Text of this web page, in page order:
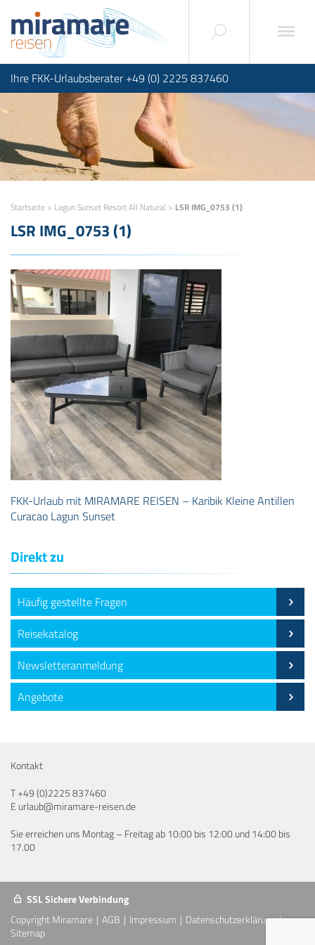
Ihre FKK-Urlaubsberater +49 (0) 2225 837460
Startseite > Lagun Sunset Resort All Natural > LSR IMG_0753 (1)
LSR IMG_0753 (1)
FKK-Urlaub mit MIRAMARE REISEN – Karibik Kleine Antillen
Curacao Lagun Sunset
Direkt zu
Häufig gestellte Fragen
Reisekatalog
Newsletteranmeldung
Angebote
Kontakt
T+49 (0)2225 837460
E urlaub@miramare-reisen.de
Sie erreichen uns Montag – Freitag ab 10:00 bis 12:00 und 14:00 bis
17.00
SSL Sichere Verbindung
Copyright Miramare
AGB Impressum
Datenschutzerklärung
Sitemap